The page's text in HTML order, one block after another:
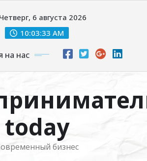
Четверг, 6 августа 2026
10:03:34 AM
на нас
today
бизнес